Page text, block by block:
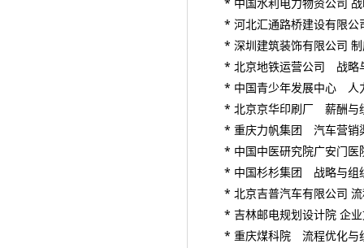
* 河北汇通路桥建设有限公
* 深圳建筑装饰有限公司
* 北京地铁运营公司 战略
* 中国青少年发展中心 人
* 北京京华印刷厂 薪酬与
* 重庆力帆集团 汽车营销
* 中国中医研究院广安门
* 中国杉杉集团 战略与组
* 北京吉普汽车有限公司
* 吉林邮电规划设计院 企
* 重庆煤科院 流程优化与